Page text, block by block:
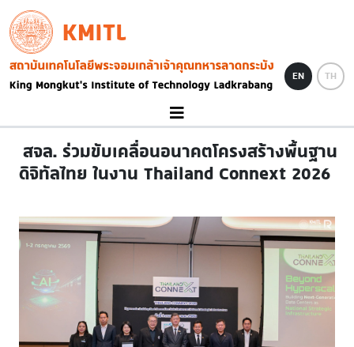
Skip to main content
KMITL
Image
EN TH
​ สจล. ร่วมขับเคลื่อนอนาคตโครงสร้างพื้นฐาน
ดิจิทัลไทย ในงาน Thailand Connext 2026 ​